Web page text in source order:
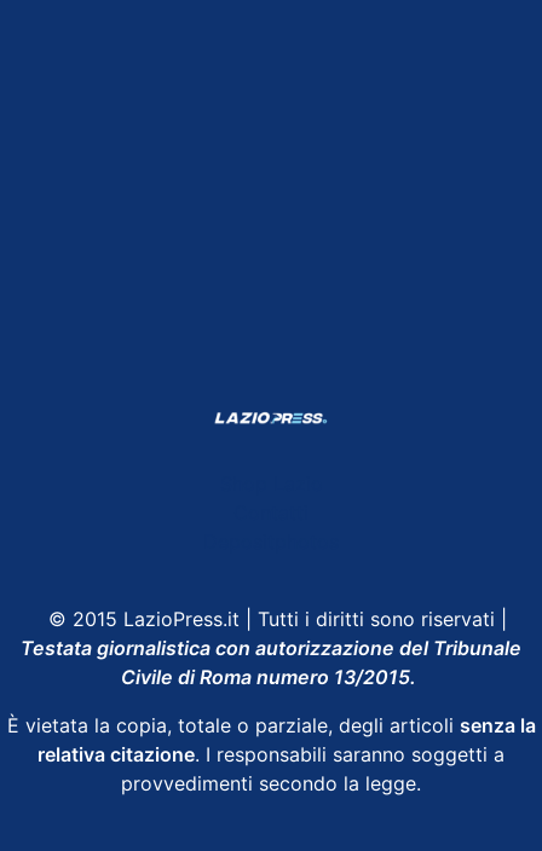
© 2015 LazioPress.it | Tutti i diritti sono riservati |
Testata giornalistica con autorizzazione del Tribunale
Civile di Roma numero 13/2015.
È vietata la copia, totale o parziale, degli articoli senza la
relativa citazione. I responsabili saranno soggetti a
provvedimenti secondo la legge.